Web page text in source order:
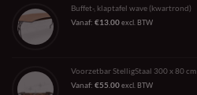
Buffet-, klaptafel wave (kwartrond)
Vanaf: €13.00excl. BTW
Voorzetbar StelligStaal 300 x 80 cm
Vanaf: €55.00excl. BTW